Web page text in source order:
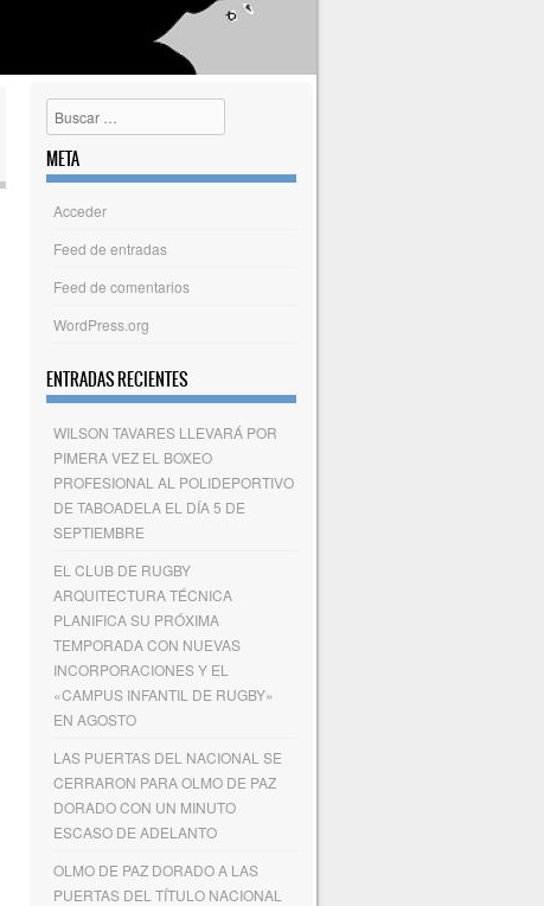
Buscar
META
Acceder
Feed de entradas
Feed de comentarios
WordPress.org
ENTRADAS RECIENTES
WILSON TAVARES LLEVARÁ POR
PIMERA VEZ EL BOXEO
PROFESIONAL AL POLIDEPORTIVO
DE TABOADELA EL DÍA 5 DE
SEPTIEMBRE
EL CLUB DE RUGBY
ARQUITECTURA TÉCNICA
PLANIFICA SU PRÓXIMA
TEMPORADA CON NUEVAS
INCORPORACIONES Y EL
«CAMPUS INFANTIL DE RUGBY»
EN AGOSTO
LAS PUERTAS DEL NACIONAL SE
CERRARON PARA OLMO DE PAZ
DORADO CON UN MINUTO
ESCASO DE ADELANTO
OLMO DE PAZ DORADO A LAS
PUERTAS DEL TÍTULO NACIONAL